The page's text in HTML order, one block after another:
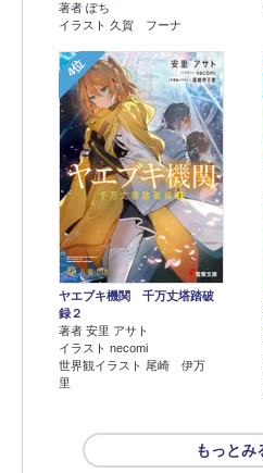
著者 ぽち
イラスト 久賀 フーナ
4位
ヤエブキ機関 千万丈塔踏破
録２
著者 安里 アサト
イラスト necomi
世界観イラスト 尾崎 伊万
里
もっとみ